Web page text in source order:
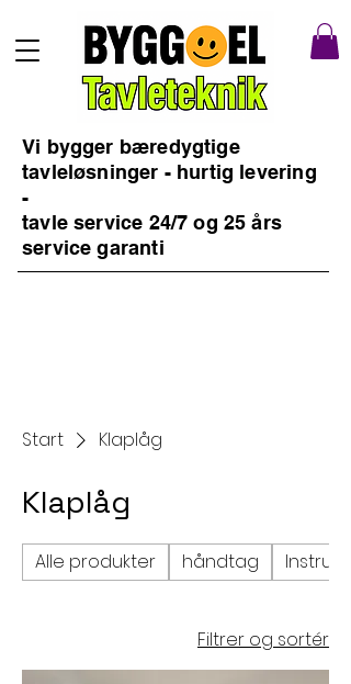
Vi bygger bæredygtige
tavleløsninger - hurtig levering
-
tavle service 24/7 og 25 års
service garanti
Start Klaplåg
Klaplåg
Alle produkter håndtag
Filtrer og sortér